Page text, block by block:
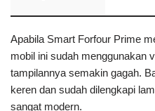
Apabila Smart Forfour Prime
mobil ini sudah menggunakan
tampilannya semakin gagah.
keren dan sudah dilengkapi
sangat modern.